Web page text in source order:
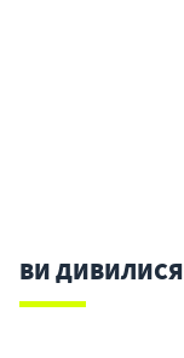
ВИ ДИВИЛИСЯ